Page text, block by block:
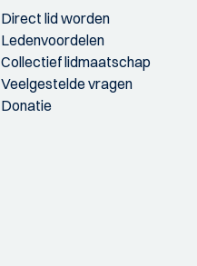
Direct lid worden
Ledenvoordelen
Collectief lidmaatschap
Veelgestelde vragen
Donatie